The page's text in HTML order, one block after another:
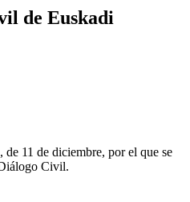
de Euskadi
11 de diciembre, por el que se
Civil.